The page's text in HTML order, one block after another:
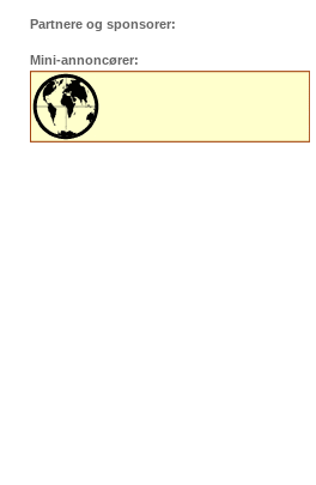
Partnere og sponsorer:
Mini-annoncører: